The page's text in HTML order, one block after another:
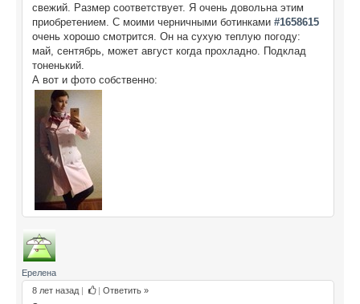
свежий. Размер соответствует. Я очень довольна этим
приобретением. С моими черничными ботинками #1658615
очень хорошо смотрится. Он на сухую теплую погоду:
май, сентябрь, может август когда прохладно. Подклад
тоненький.
А вот и фото собственно:
Ерелена
8 лет назад | | Ответить »